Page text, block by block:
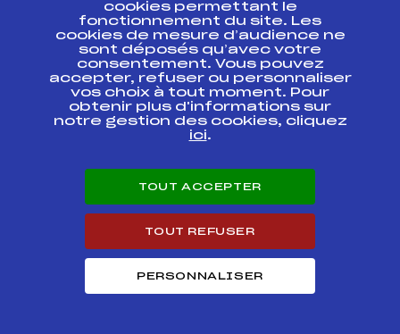
Codex Course Cat.
ASAM0941
MICRO COUPE
TARENTAISE
FFS
Micro-coupe
Tarentaise Groupe 2
TARENTAISE
MICRO COUPE
MICRO COUPE
FFS
cookies permettant le
fonctionnement du site. Les
cookies de mesure d’audience ne
sont déposés qu’avec votre
consentement. Vous pouvez
accepter, refuser ou personnaliser
vos choix à tout moment. Pour
obtenir plus d'informations sur
notre gestion des cookies, cliquez
ici.
TOUT ACCEPTER
TOUT REFUSER
PERSONNALISER